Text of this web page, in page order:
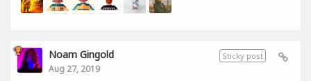
Sticky post
Noam Gingold
Aug 27, 2019